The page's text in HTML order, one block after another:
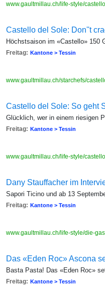
www.gaultmillau.ch/life-style/
Castello del Sole: Don''t
Höchstsaison im «Castello» 150
Freitag: Kantone > Tessin
www.gaultmillau.ch/starchefs/
Castello del Sole: So geht
Glücklich, wer in einem riesigen
Freitag: Kantone > Tessin
www.gaultmillau.ch/life-style/
Dany Stauffacher im
Sapori Ticino und ab 13
Freitag: Kantone > Tessin
www.gaultmillau.ch/life-style/die-
Das «Eden Roc» Ascona
Basta Pasta! Das «Eden Roc»
Freitag: Kantone > Tessin